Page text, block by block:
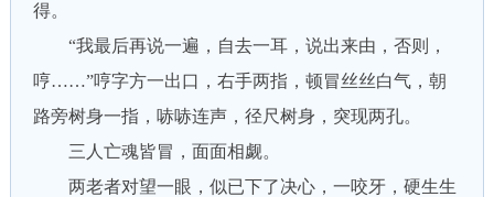
得。
“我最后再说一遍，自去一耳，说出来由，否则，
哼……”哼字方一出口，右手两指，顿冒丝丝白气，朝
路旁树身一指，哧哧连声，径尺树身，突现两孔。
三人亡魂皆冒，面面相觑。
两老者对望一眼，似已下了决心，一咬牙，硬生生